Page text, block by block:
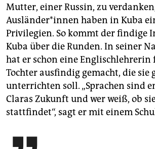
Mutter, einer Russin, zu
Ausländer*innen haben in Kuba
Privilegien. So kommt der findige
Kuba über die Runden. In seiner
hat er schon eine Englischlehrerin
Tochter ausfindig gemacht, die sie
unterrichten soll. „Sprachen sind
Claras Zukunft und wer weiß, ob
stattfindet“, sagt er mit einem